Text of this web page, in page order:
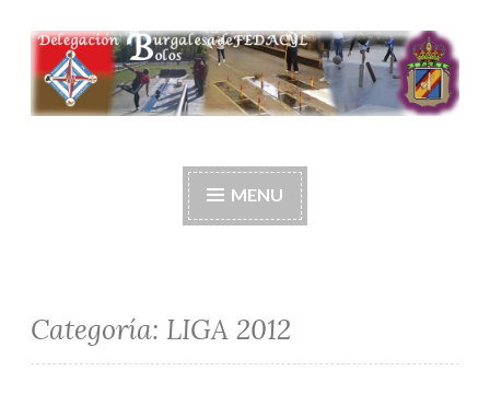
Ir
al
contenido
Delegación burgalesa
de fedacyl-bolos
MENU
Categoría: LIGA 2012